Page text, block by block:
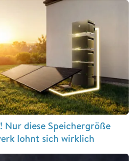
Nur diese Speichergröße
lohnt sich wirklich